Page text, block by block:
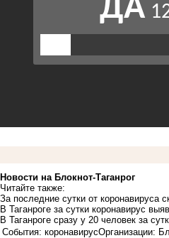
Новости на Блoкнoт-Таганрог
Читайте также:
За последние сутки от коронавируса
В Таганроге за сутки коронавирус
В Таганроге сразу у 20 человек за
События: коронавирусОрганизации: